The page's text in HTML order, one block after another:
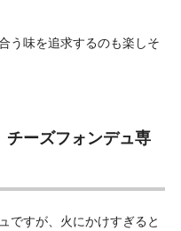
う味を追求するのも楽しそ
チーズフォンデュ専
ですが、火にかけすぎると